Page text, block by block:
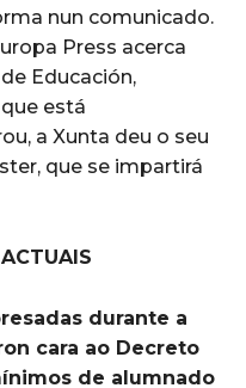
nun comunicado.
Press acerca
Educación,
está
a Xunta deu o seu
que se impartirá
durante a
cara ao Decreto
de alumnado